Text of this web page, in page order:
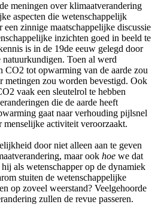
meningen over klimaatverandering
aspecten die wetenschappelijk
zinnige maatschappelijke discussie
inzichten goed in beeld te
is in de 19de eeuw gelegd door
natuurkundigen. Toen al werd
CO2 tot opwarming van de aarde zou
metingen zou worden bevestigd. Ook
vaak een sleutelrol te hebben
die de aarde heeft
gaat naar verhouding pijlsnel
activiteit veroorzaakt.
door niet alleen aan te geven
maar ook hoe we dat
als wetenschapper op de dynamiek
stuiten de wetenschappelijke
op zoveel weerstand? Veelgehoorde
zullen de revue passeren.